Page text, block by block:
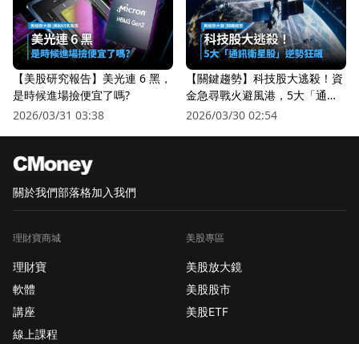
【美股研究報告】美光連 6 黑，
是時候進場撿便宜了嗎?
2026/03/31 03:38
【關鍵趨勢】科技股大逃殺！資
金急尋戰火避風港，5大「通訊
衛星股」逆勢狂飆
2026/03/30 02:54
關於我們部落格加入我們
理財寶商城
理財寶
軟體
講座
線上課程
美股專區
美股放大鏡
美股股市
美股ETF